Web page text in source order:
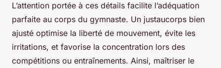
L’attention portée à ces détails facilite l’adéquation
parfaite au corps du gymnaste. Un justaucorps bien
ajusté optimise la liberté de mouvement, évite les
irritations, et favorise la concentration lors des
compétitions ou entraînements. Ainsi, maîtriser le